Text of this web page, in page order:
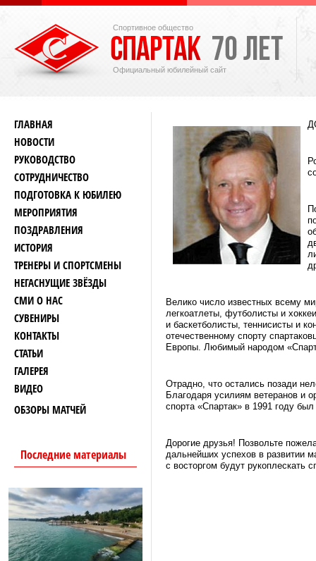
Спортивное общество
Официальный юбилейный сайт
ГЛАВНАЯ
НОВОСТИ
РУКОВОДСТВО
СОТРУДНИЧЕСТВО
ПОДГОТОВКА К ЮБИЛЕЮ
МЕРОПРИЯТИЯ
ПОЗДРАВЛЕНИЯ
ИСТОРИЯ
ТРЕНЕРЫ И СПОРТСМЕНЫ
НЕГАСНУЩИЕ ЗВЁЗДЫ
СМИ О НАС
СУВЕНИРЫ
КОНТАКТЫ
СТАТЬИ
ГАЛЕРЕЯ
ВИДЕО
ОБЗОРЫ МАТЧЕЙ
Последние материалы
Велико число известных всему
легкоатлеты, футболисты и
и баскетболисты, теннисисты и
отечественному спорту
Европы. Любимый народом
Отрадно, что остались позади
Благодаря усилиям ветеранов и
спорта «Спартак» в 1991 году
Дорогие друзья! Позвольте
дальнейших успехов в развитии
с восторгом будут рукоплескать